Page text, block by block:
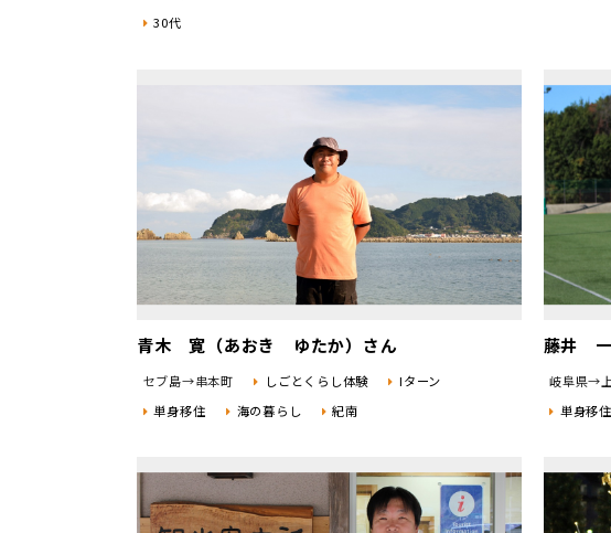
30代
青木 寛（あおき ゆたか）さん
セブ島→串本町 しごとくらし体験
Iターン
単身移住
海の暮らし 紀南
藤井 一
岐阜県→
単身移住